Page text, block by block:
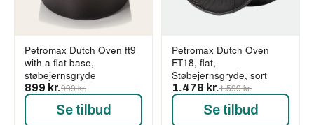
Petromax Dutch Oven ft9
with a flat base,
støbejernsgryde
899 kr.999 kr.
Se tilbud
Petromax Dutch Oven
FT18, flat,
Støbejernsgryde, sort
1.478 kr.1.599 kr.
Se tilbud